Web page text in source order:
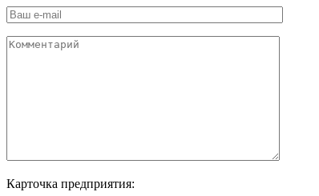
Карточка предприятия: